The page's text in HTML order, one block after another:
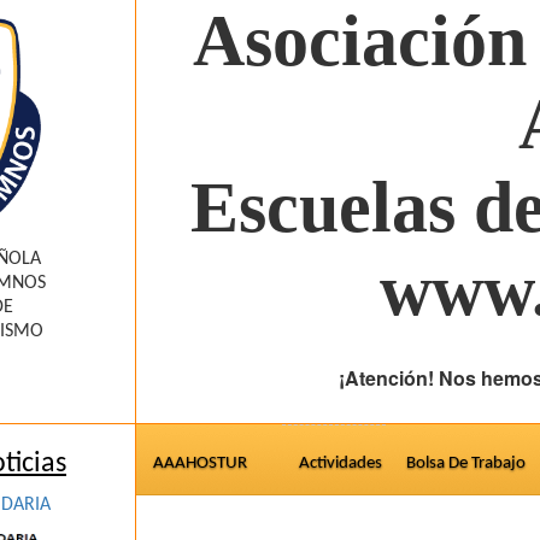
Escuelas
¡Atención! Nos
AAAHOSTUR Actividades Bolsa De Trabajo